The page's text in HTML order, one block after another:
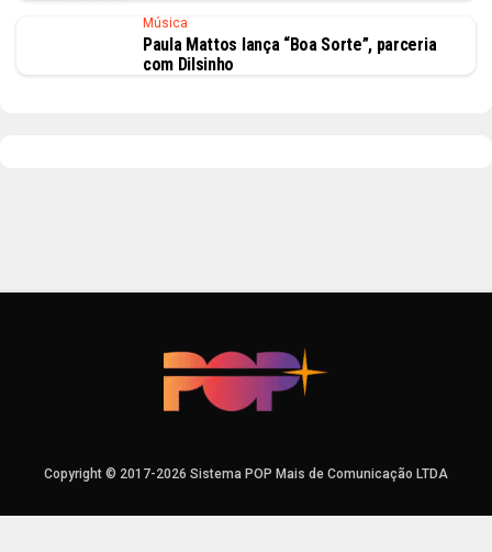
Música
Paula Mattos lança “Boa Sorte”, parceria
com Dilsinho
Copyright © 2017-2026 Sistema POP Mais de Comunicação LTDA